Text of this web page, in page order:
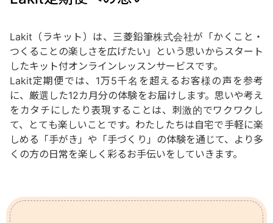
Lakit（ラキット）は、三菱鉛筆株式会社が「かくこと・
つくることの楽しさを広げたい」という思いからスタート
したキット付オンラインレッスンサービスです。
Lakit定期便では、1万5千名を超えるお客様の声を参考
に、厳選した12カ月分の体験をお届けします。思いや考え
をカタチにしたり表現することは、刺激的でワクワクし
て、とても楽しいことです。わたしたちは自宅で手軽に楽
しめる「手がき」や「手づくり」の体験を通じて、より多
くの方の日常を楽しく彩るお手伝いをしていきます。